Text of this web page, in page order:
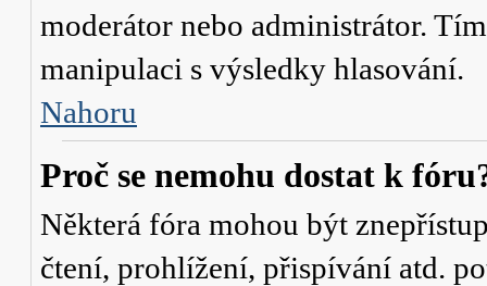
moderátor nebo administrátor.
manipulaci s výsledky hlasování.
Nahoru
Proč se nemohu dostat k
Některá fóra mohou být
čtení, prohlížení, přispívání atd.